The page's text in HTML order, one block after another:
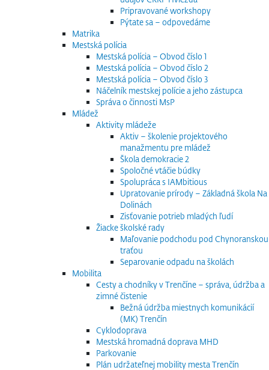
Pripravované workshopy
Pýtate sa – odpovedáme
Matrika
Mestská polícia
Mestská polícia – Obvod číslo 1
Mestská polícia – Obvod číslo 2
Mestská polícia – Obvod číslo 3
Náčelník mestskej polície a jeho zástupca
Správa o činnosti MsP
Mládež
Aktivity mládeže
Aktiv – školenie projektového
manažmentu pre mládež
Škola demokracie 2
Spoločné vtáčie búdky
Spolupráca s IAMbitious
Upratovanie prírody – Základná škola Na
Dolinách
Zisťovanie potrieb mladých ľudí
Žiacke školské rady
Maľovanie podchodu pod Chynoranskou
traťou
Separovanie odpadu na školách
Mobilita
Cesty a chodníky v Trenčíne – správa, údržba a
zimné čistenie
Bežná údržba miestnych komunikácií
(MK) Trenčín
Cyklodoprava
Mestská hromadná doprava MHD
Parkovanie
Plán udržateľnej mobility mesta Trenčín